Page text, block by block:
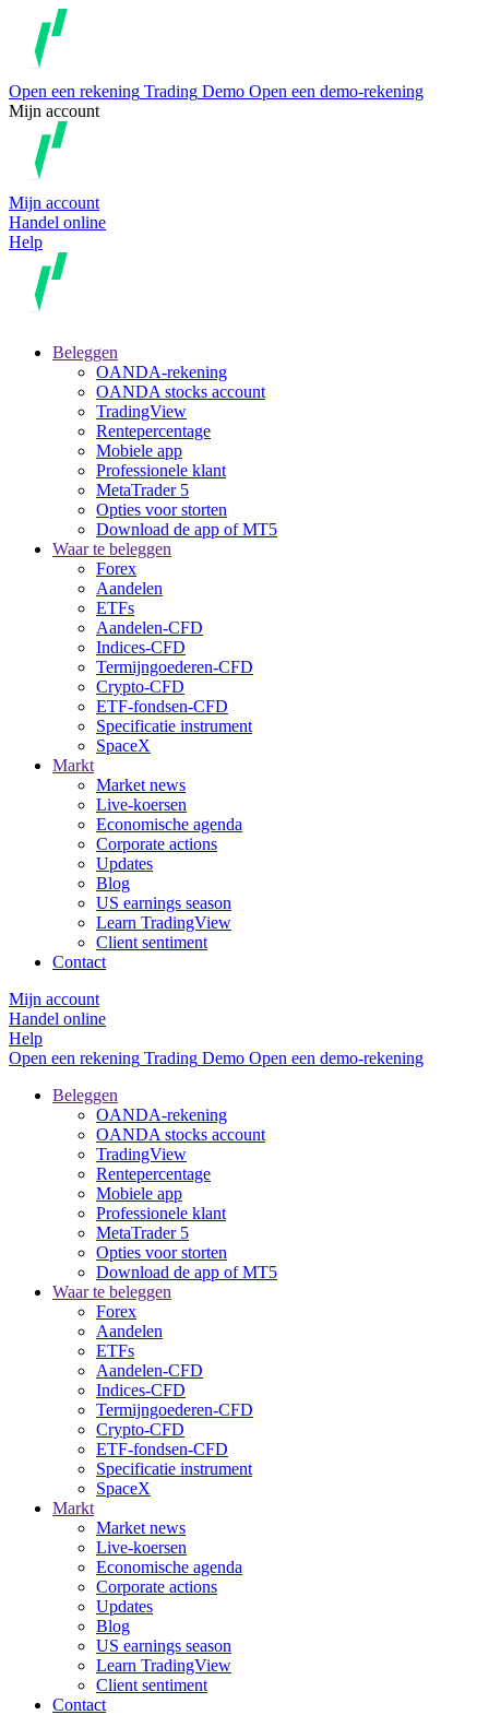
Open een rekening Trading Demo Open een demo-rekening
Mijn account
Mijn account
Handel online
Help
Beleggen
OANDA-rekening
OANDA stocks account
TradingView
Rentepercentage
Mobiele app
Professionele klant
MetaTrader 5
Opties voor storten
Download de app of MT5
Waar te beleggen
Forex
Aandelen
ETFs
Aandelen-CFD
Indices-CFD
Termijngoederen-CFD
Crypto-CFD
ETF-fondsen-CFD
Specificatie instrument
SpaceX
Markt
Market news
Live-koersen
Economische agenda
Corporate actions
Updates
Blog
US earnings season
Learn TradingView
Client sentiment
Contact
Mijn account
Handel online
Help
Open een rekening Trading Demo Open een demo-rekening
Beleggen
OANDA-rekening
OANDA stocks account
TradingView
Rentepercentage
Mobiele app
Professionele klant
MetaTrader 5
Opties voor storten
Download de app of MT5
Waar te beleggen
Forex
Aandelen
ETFs
Aandelen-CFD
Indices-CFD
Termijngoederen-CFD
Crypto-CFD
ETF-fondsen-CFD
Specificatie instrument
SpaceX
Markt
Market news
Live-koersen
Economische agenda
Corporate actions
Updates
Blog
US earnings season
Learn TradingView
Client sentiment
Contact